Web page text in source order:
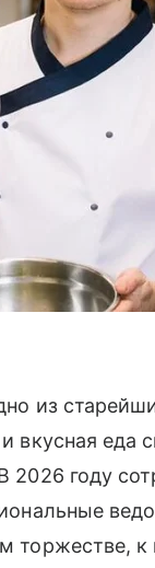
из
вкусная
2026 году
торжестве,